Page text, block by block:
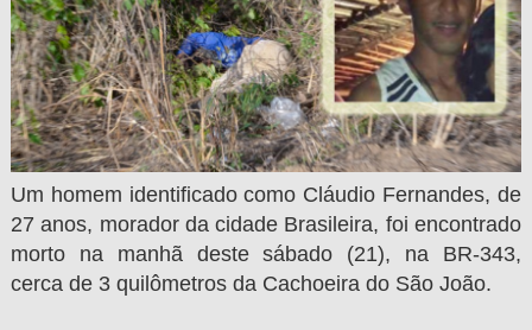
Um homem identificado como Cláudio Fernandes, de
27 anos, morador da cidade Brasileira, foi encontrado
morto na manhã deste sábado (21), na BR-343,
cerca de 3 quilômetros da Cachoeira do São João.